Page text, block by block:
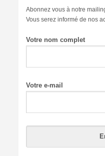
Abonnez vous à notre
Vous serez informé de nos
Votre nom complet
Votre e-mail